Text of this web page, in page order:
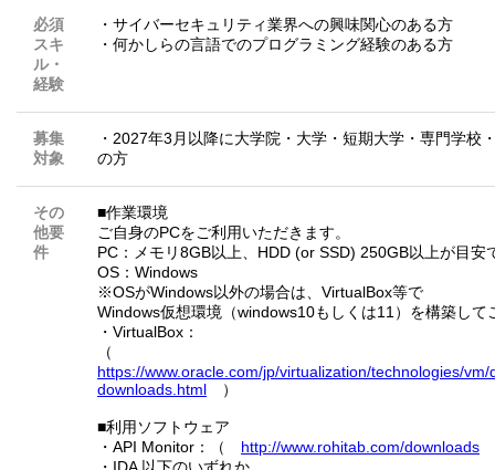
必須
スキ
ル・
経験
・サイバーセキュリティ業界への興味関心のある方
・何かしらの言語でのプログラミング経験のある方
募集
対象
・2027年3月以降に大学院・大学・短期大学・専門学校
の方
その
他要
件
■作業環境
ご自身のPCをご利用いただきます。
PC：メモリ8GB以上、HDD (or SSD) 250GB以上が目安
OS：Windows
※OSがWindows以外の場合は、VirtualBox等で
Windows仮想環境（windows10もしくは11）を構築して
・VirtualBox：
（
https://www.oracle.com/jp/virtualization/technologies/
downloads.html ）
■利用ソフトウェア
・API Monitor：（ http://www.rohitab.com/downloads